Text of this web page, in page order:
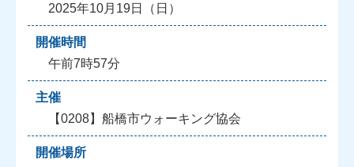
2025年10月19日（日）
開催時間
午前7時57分
主催
【0208】船橋市ウォーキング協会
開催場所